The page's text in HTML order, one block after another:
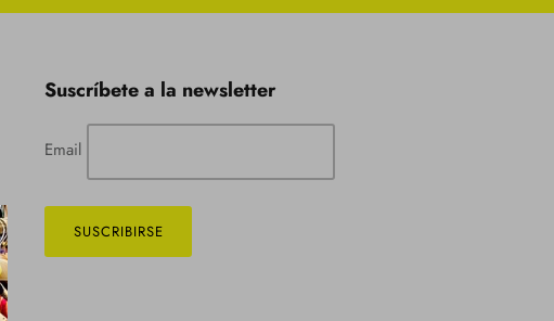
Suscríbete a la newsletter
Email